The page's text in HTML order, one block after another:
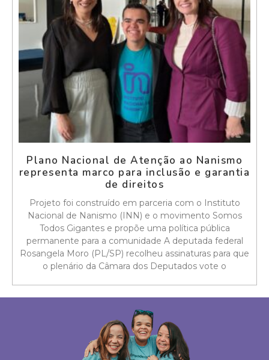
Plano Nacional de Atenção ao Nanismo
representa marco para inclusão e garantia
de direitos
Projeto foi construído em parceria com o Instituto
Nacional de Nanismo (INN) e o movimento Somos
Todos Gigantes e propõe uma política pública
permanente para a comunidade A deputada federal
Rosangela Moro (PL/SP) recolheu assinaturas para que
o plenário da Câmara dos Deputados vote o